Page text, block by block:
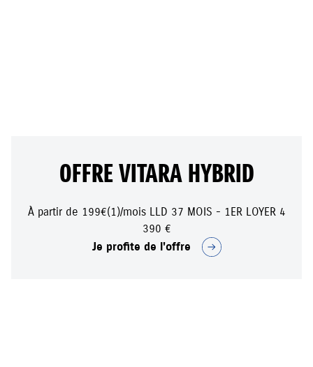
OFFRE VITARA HYBRID
À partir de 199€(1)/mois LLD 37 MOIS - 1ER LOYER 4
390 €
Je profite de l'offre